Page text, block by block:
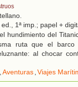
1ª imp.; papel +
hundimiento del
ruta que el
al chocar
,Aventuras,Viajes